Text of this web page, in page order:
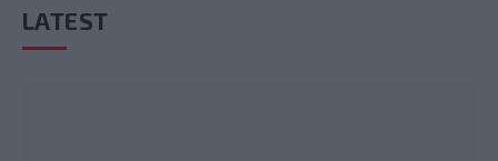
LATEST